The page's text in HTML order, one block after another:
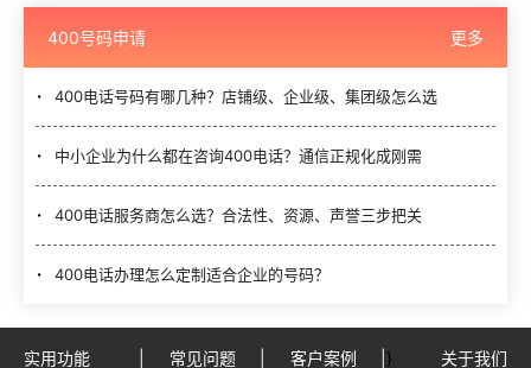
400号码申请 更多
400电话号码有哪几种？店铺级、企业级、集团级怎么选
中小企业为什么都在咨询400电话？通信正规化成刚需
400电话服务商怎么选？合法性、资源、声誉三步把关
400电话办理怎么定制适合企业的号码？
实用功能 常见问题 客户案例 } 关于我们